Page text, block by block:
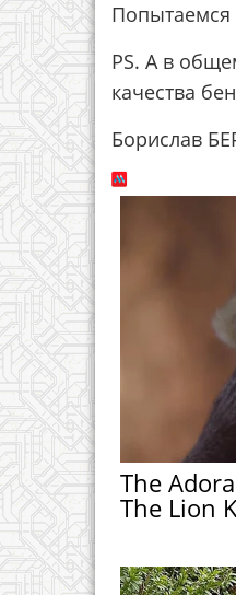
Попытаемся
PS. А в
качества
Борислав
The
The Lion